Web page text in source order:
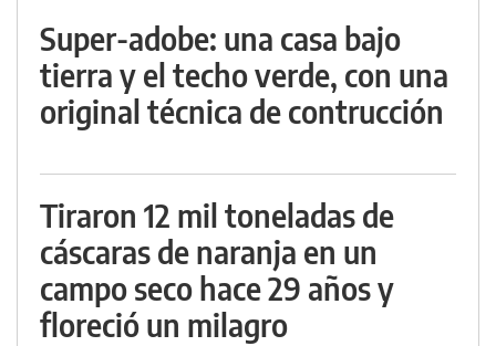
Super-adobe: una casa bajo
tierra y el techo verde, con una
original técnica de contrucción
Tiraron 12 mil toneladas de
cáscaras de naranja en un
campo seco hace 29 años y
floreció un milagro